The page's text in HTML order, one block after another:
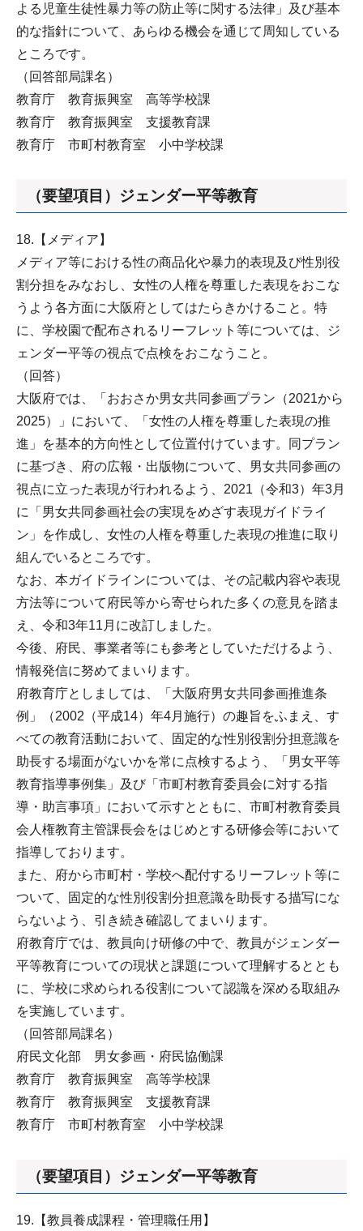
よる児童生徒性暴力等の防止等に関する法律」及び基本
的な指針について、あらゆる機会を通じて周知している
ところです。
（回答部局課名）
教育庁 教育振興室 高等学校課
教育庁 教育振興室 支援教育課
教育庁 市町村教育室 小中学校課
（要望項目）ジェンダー平等教育
18.【メディア】
メディア等における性の商品化や暴力的表現及び性別役
割分担をみなおし、女性の人権を尊重した表現をおこな
うよう各方面に大阪府としてはたらきかけること。特
に、学校園で配布されるリーフレット等については、ジ
ェンダー平等の視点で点検をおこなうこと。
（回答）
大阪府では、「おおさか男女共同参画プラン（2021から
2025）」において、「女性の人権を尊重した表現の推
進」を基本的方向性として位置付けています。同プラン
に基づき、府の広報・出版物について、男女共同参画の
視点に立った表現が行われるよう、2021（令和3）年3月
に「男女共同参画社会の実現をめざす表現ガイドライ
ン」を作成し、女性の人権を尊重した表現の推進に取り
組んでいるところです。
なお、本ガイドラインについては、その記載内容や表現
方法等について府民等から寄せられた多くの意見を踏ま
え、令和3年11月に改訂しました。
今後、府民、事業者等にも参考としていただけるよう、
情報発信に努めてまいります。
府教育庁としましては、「大阪府男女共同参画推進条
例」（2002（平成14）年4月施行）の趣旨をふまえ、す
べての教育活動において、固定的な性別役割分担意識を
助長する場面がないかを常に点検するよう、「男女平等
教育指導事例集」及び「市町村教育委員会に対する指
導・助言事項」において示すとともに、市町村教育委員
会人権教育主管課長会をはじめとする研修会等において
指導しております。
また、府から市町村・学校へ配付するリーフレット等に
ついて、固定的な性別役割分担意識を助長する描写にな
らないよう、引き続き確認してまいります。
府教育庁では、教員向け研修の中で、教員がジェンダー
平等教育についての現状と課題について理解するととも
に、学校に求められる役割について認識を深める取組み
を実施しています。
（回答部局課名）
府民文化部 男女参画・府民協働課
教育庁 教育振興室 高等学校課
教育庁 教育振興室 支援教育課
教育庁 市町村教育室 小中学校課
（要望項目）ジェンダー平等教育
19.【教員養成課程・管理職任用】